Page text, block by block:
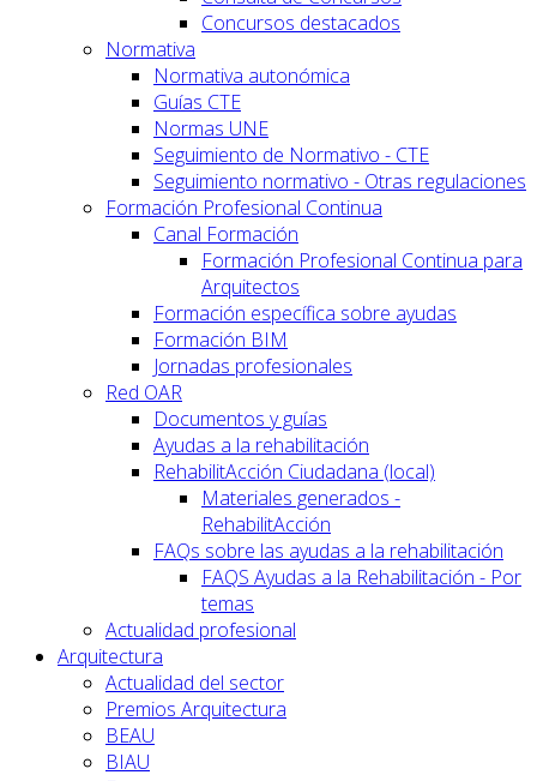
Concursos destacados
Normativa
Normativa autonómica
Guías CTE
Normas UNE
Seguimiento de Normativo - CTE
Seguimiento normativo - Otras regulaciones
Formación Profesional Continua
Canal Formación
Formación Profesional Continua para
Arquitectos
Formación específica sobre ayudas
Formación BIM
Jornadas profesionales
Red OAR
Documentos y guías
Ayudas a la rehabilitación
RehabilitAcción Ciudadana (local)
Materiales generados -
RehabilitAcción
FAQs sobre las ayudas a la rehabilitación
FAQS Ayudas a la Rehabilitación - Por
temas
Actualidad profesional
Arquitectura
Actualidad del sector
Premios Arquitectura
BEAU
BIAU